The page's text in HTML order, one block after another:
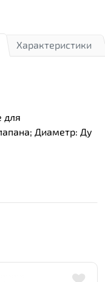
Характеристики
для
Диаметр: Ду